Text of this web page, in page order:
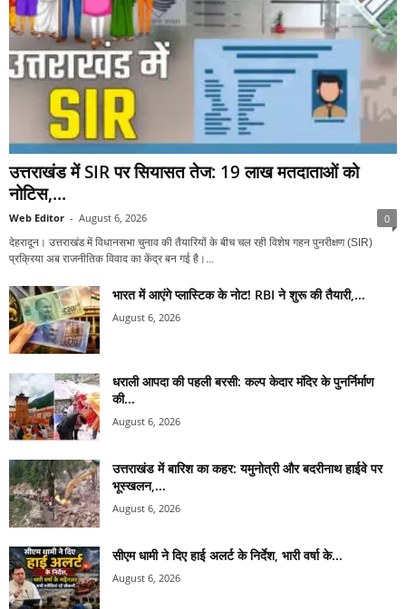
उत्तराखंड में SIR पर सियासत तेज: 19 लाख मतदाताओं को
नोटिस,...
Web Editor - August 6, 2026 0
देहरादून। उत्तराखंड में विधानसभा चुनाव की तैयारियों के बीच चल रही विशेष गहन पुनरीक्षण (SIR)
प्रक्रिया अब राजनीतिक विवाद का केंद्र बन गई है।...
भारत में आएंगे प्लास्टिक के नोट! RBI ने शुरू की तैयारी,...
August 6, 2026
धराली आपदा की पहली बरसी: कल्प केदार मंदिर के पुनर्निर्माण
की...
August 6, 2026
उत्तराखंड में बारिश का कहर: यमुनोत्री और बदरीनाथ हाईवे पर
भूस्खलन,...
August 6, 2026
सीएम धामी ने दिए हाई अलर्ट के निर्देश, भारी वर्षा के...
August 6, 2026